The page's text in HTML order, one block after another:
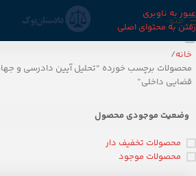
عبور به ناوبری
رفتن به محتوای اصلی
منو
خانه
محصولات برچسب خورده “تحلیل آیین دادرسی و
قضایی داخلی”
وضعیت موجودی محصول
محصولات تخفیف دار
محصولات موجود